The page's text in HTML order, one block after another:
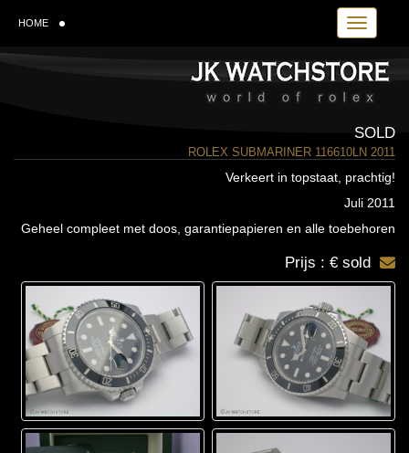
Toggle
HOME
SOLD
ROLEX SUBMARINER 116610LN 2011
Verkeert in topstaat, prachtig!
Juli 2011
Geheel compleet met doos, garantiepapieren en alle toebehoren
Prijs : € sold